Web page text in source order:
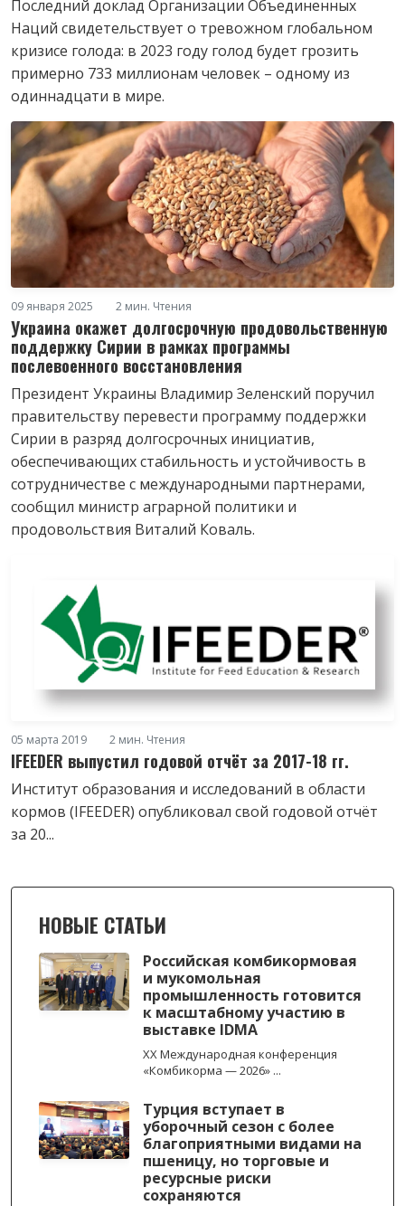
Последний доклад Организации Объединенных
Наций свидетельствует о тревожном глобальном
кризисе голода: в 2023 году голод будет грозить
примерно 733 миллионам человек – одному из
одиннадцати в мире.
09 января 2025 2 мин. Чтения
Украина окажет долгосрочную продовольственную
поддержку Сирии в рамках программы
послевоенного восстановления
Президент Украины Владимир Зеленский поручил
правительству перевести программу поддержки
Сирии в разряд долгосрочных инициатив,
обеспечивающих стабильность и устойчивость в
сотрудничестве с международными партнерами,
сообщил министр аграрной политики и
продовольствия Виталий Коваль.
05 марта 2019 2 мин. Чтения
IFEEDER выпустил годовой отчёт за 2017-18 гг.
Институт образования и исследований в области
кормов (IFEEDER) опубликовал свой годовой отчёт
за 20...
НОВЫЕ СТАТЬИ
Российская комбикормовая
и мукомольная
промышленность готовится
к масштабному участию в
выставке IDMA
XX Международная конференция
«Комбикорма — 2026» ...
Турция вступает в
уборочный сезон с более
благоприятными видами на
пшеницу, но торговые и
ресурсные риски
сохраняются